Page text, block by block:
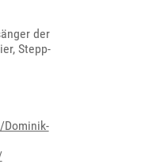
der
Stepp-
Dominik-